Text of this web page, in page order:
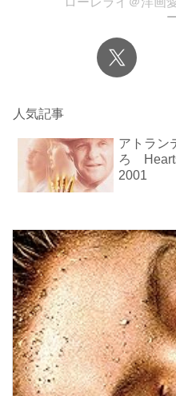
人気記事
アトラン
ろ
2001